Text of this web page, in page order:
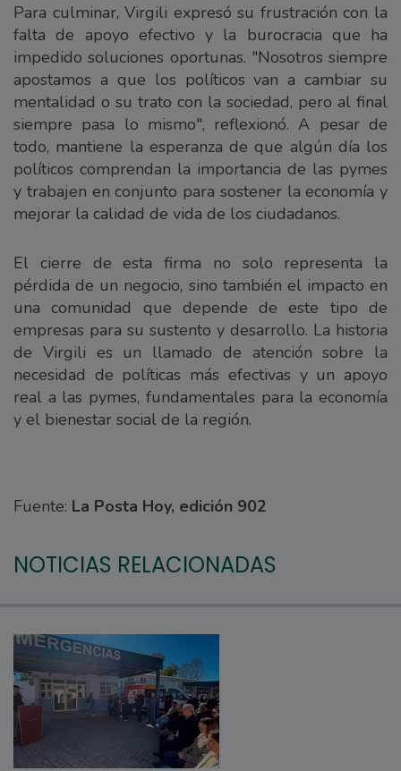
Para culminar, Virgili expresó su frustración con la
falta de apoyo efectivo y la burocracia que ha
impedido soluciones oportunas. "Nosotros siempre
apostamos a que los políticos van a cambiar su
mentalidad o su trato con la sociedad, pero al final
siempre pasa lo mismo", reflexionó. A pesar de
todo, mantiene la esperanza de que algún día los
políticos comprendan la importancia de las pymes
y trabajen en conjunto para sostener la economía y
mejorar la calidad de vida de los ciudadanos.
El cierre de esta firma no solo representa la
pérdida de un negocio, sino también el impacto en
una comunidad que depende de este tipo de
empresas para su sustento y desarrollo. La historia
de Virgili es un llamado de atención sobre la
necesidad de políticas más efectivas y un apoyo
real a las pymes, fundamentales para la economía
y el bienestar social de la región.
Fuente: La Posta Hoy, edición 902
NOTICIAS RELACIONADAS